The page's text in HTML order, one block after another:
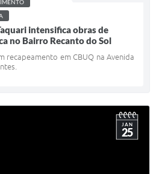
intensifica obras de
no Bairro Recanto do Sol
recapeamento em CBUQ na Avenida
JAN
25